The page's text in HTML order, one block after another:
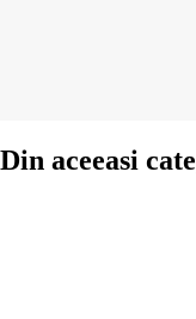
Din aceeasi